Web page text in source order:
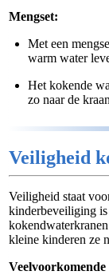
Mengset:
Met een
warm water
Het kokende
zo naar de
Veiligheid
Veiligheid staat
kinderbeveiliging
kleine kinderen ze